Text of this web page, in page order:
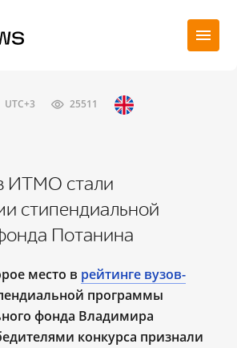
UTC+3 25511
ИТМО стали
стипендиальной
Потанина
место в рейтинге вузов-
программы
фонда Владимира
конкурса признали